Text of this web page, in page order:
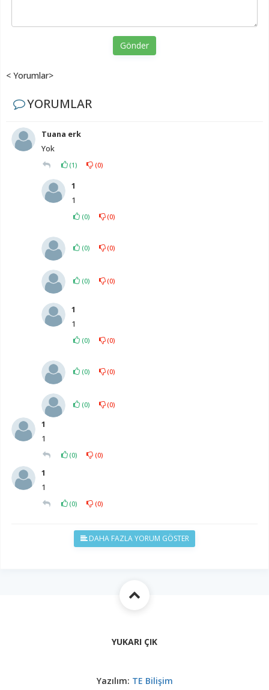
Gönder
< Yorumlar>
YORUMLAR
Tuana erk
Yok
(1) (0)
1
1
(0) (0)
(0) (0)
(0) (0)
1
1
(0) (0)
(0) (0)
(0) (0)
1
1
(0) (0)
1
1
(0) (0)
DAHA FAZLA YORUM GÖSTER
YUKARI ÇIK
Yazılım: TE Bilişim